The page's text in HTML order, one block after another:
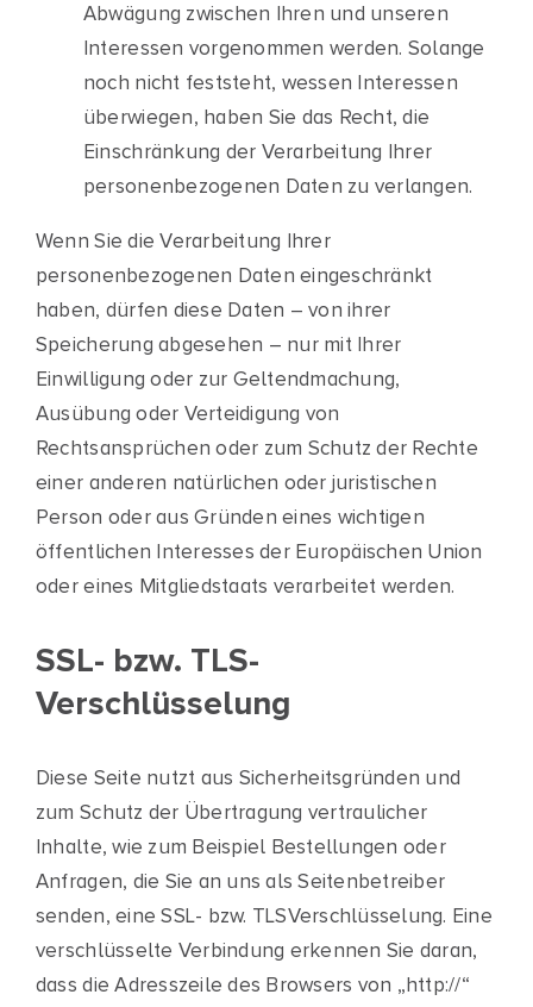
Abwägung zwischen Ihren und unseren
Interessen vorgenommen werden. Solange
noch nicht feststeht, wessen Interessen
überwiegen, haben Sie das Recht, die
Einschränkung der Verarbeitung Ihrer
personenbezogenen Daten zu verlangen.
Wenn Sie die Verarbeitung Ihrer
personenbezogenen Daten eingeschränkt
haben, dürfen diese Daten – von ihrer
Speicherung abgesehen – nur mit Ihrer
Einwilligung oder zur Geltendmachung,
Ausübung oder Verteidigung von
Rechtsansprüchen oder zum Schutz der Rechte
einer anderen natürlichen oder juristischen
Person oder aus Gründen eines wichtigen
öffentlichen Interesses der Europäischen Union
oder eines Mitgliedstaats verarbeitet werden.
SSL- bzw. TLS-
Verschlüsselung
Diese Seite nutzt aus Sicherheitsgründen und
zum Schutz der Übertragung vertraulicher
Inhalte, wie zum Beispiel Bestellungen oder
Anfragen, die Sie an uns als Seitenbetreiber
senden, eine SSL- bzw. TLSVerschlüsselung. Eine
verschlüsselte Verbindung erkennen Sie daran,
dass die Adresszeile des Browsers von „http://“